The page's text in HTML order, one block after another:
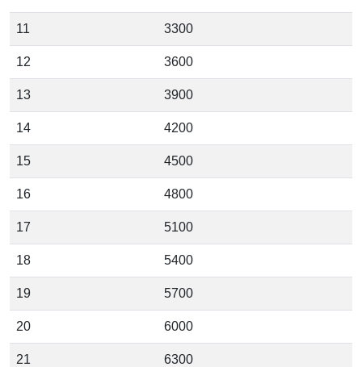
11 3300
12 3600
13 3900
14 4200
15 4500
16 4800
17 5100
18 5400
19 5700
20 6000
21 6300